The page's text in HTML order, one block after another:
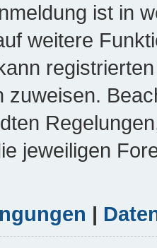
ist in
weitere
zuweisen.
jeweiligen
|